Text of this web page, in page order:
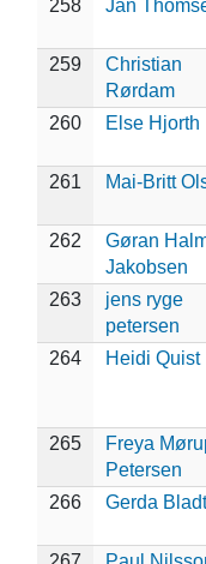
258 Jan
259
Christian
Rørdam
260 Else Hjorth
261
Mai-Britt
262
Gøran
Jakobsen
263
jens ryge
petersen
264 Heidi Quist
265
Freya
Petersen
266 Gerda Bladt